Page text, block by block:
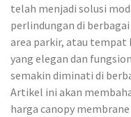
telah menjadi solusi
perlindungan di
area parkir, atau tempat
yang elegan dan
semakin diminati di
Artikel ini akan
harga canopy